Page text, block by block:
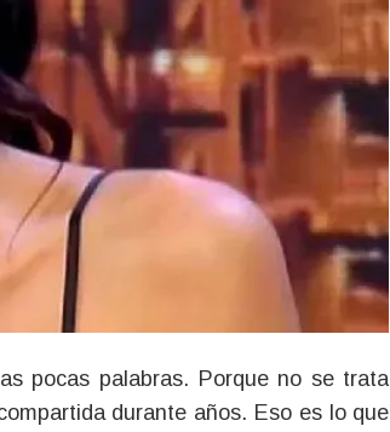
durante años. Eso es lo que